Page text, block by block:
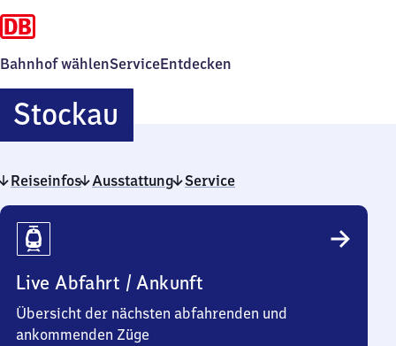
Bahnhof wählenServiceEntdecken
Stockau
Reiseinfos Ausstattung Service
Reiseinfos
Live Abfahrt / Ankunft
Übersicht der nächsten abfahrenden und
ankommenden Züge